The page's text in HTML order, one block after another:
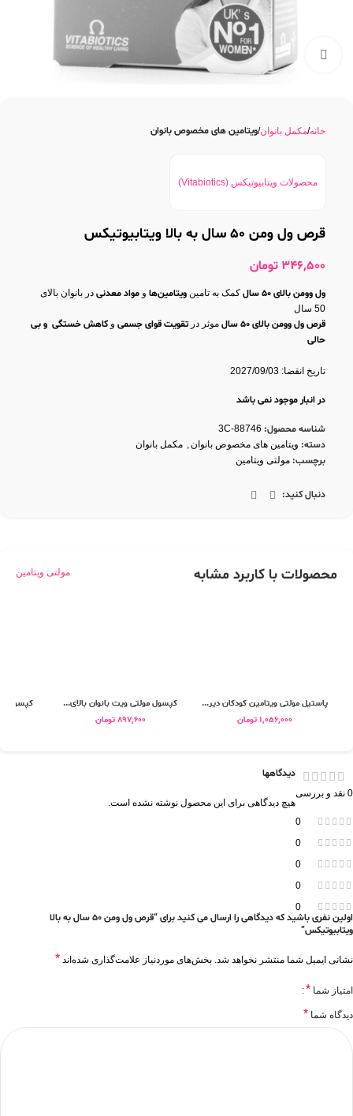
بزرگنمایی تصویر
خانه مکمل بانوان ویتامین های مخصوص بانوان
محصولات ویتابیوتیکس (Vitabiotics)
قرص ول ومن 50 سال به بالا ویتابیوتیکس
346,500 تومان
ول وومن بالای 50 سال کمک به تامین ویتامین‌ها و مواد معدنی در بانوان بالای
50 سال
قرص ول وومن بالای 50 سال موثر در تقویت قوای جسمی و کاهش خستگی و بی
حالی
تاریخ انقضا: 2027/09/03
در انبار موجود نمی باشد
شناسه محصول: 3C-88746
دسته: ویتامین های مخصوص بانوان, مکمل بانوان
برچسب: مولتی ویتامین
دنبال کنید:
محصولات با کاربرد مشابه مولتی ویتامین
پاستیل مولتی ویتامین کودکان دیر...
1,056,000 تومان
کپسول مولتی ویت بانوان بالای...
897,600 تومان
کپسول
0 نقد و بررسی
0
0
0
0
0
دیدگاهها
هیچ دیدگاهی برای این محصول نوشته نشده است.
اولین نفری باشید که دیدگاهی را ارسال می کنید برای “قرص ول ومن 50 سال به بالا
ویتابیوتیکس”
نشانی ایمیل شما منتشر نخواهد شد. بخش‌های موردنیاز علامت‌گذاری شده‌اند *
امتیاز شما *
دیدگاه شما *